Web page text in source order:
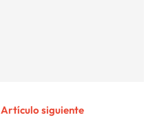
Artículo siguiente